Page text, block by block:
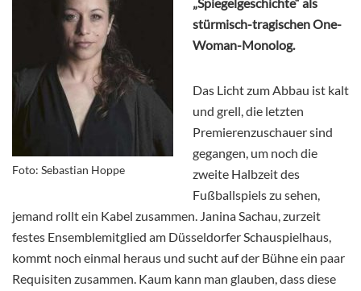
Foto: Sebastian Hoppe
stürmisch-tragischen One-
Woman-Monolog.
Das Licht zum Abbau ist kalt
und grell, die letzten
Premierenzuschauer sind
gegangen, um noch die
zweite Halbzeit des
Fußballspiels zu sehen,
jemand rollt ein Kabel zusammen. Janina Sachau, zurzeit
festes Ensemblemitglied am Düsseldorfer Schauspielhaus,
kommt noch einmal heraus und sucht auf der Bühne ein paar
Requisiten zusammen. Kaum kann man glauben, dass diese